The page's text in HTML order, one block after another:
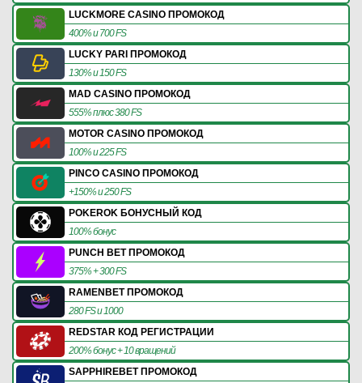
LUCKMORE CASINO ПРОМОКОД
400% и 700 FS
LUCKY PARI ПРОМОКОД
130% и 150 FS
MAD CASINO ПРОМОКОД
555% плюс 380 FS
MOTOR CASINO ПРОМОКОД
100% и 225 FS
PINCO CASINO ПРОМОКОД
+150% и 250 FS
POKEROK БОНУСНЫЙ КОД
100% бонус
PUNCH BET ПРОМОКОД
375% + 300 FS
RAMENBET ПРОМОКОД
280 FS и 1000
REDSTAR КОД РЕГИСТРАЦИИ
200% бонус + 10 вращений
SAPPHIREBET ПРОМОКОД